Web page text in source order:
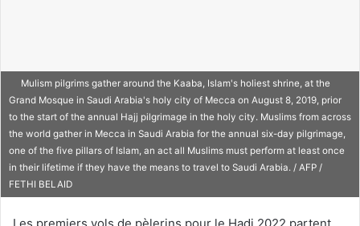
u
n
c
o
u
r
Mulism pilgrims gather around the Kaaba, Islam's holiest shrine, at the
Grand Mosque in Saudi Arabia's holy city of Mecca on August 8, 2019, prior
to the start of the annual Hajj pilgrimage in the holy city. Muslims from across
the world gather in Mecca in Saudi Arabia for the annual six-day pilgrimage,
one of the five pillars of Islam, an act all Muslims must perform at least once
in their lifetime if they have the means to travel to Saudi Arabia. / AFP /
FETHI BELAID